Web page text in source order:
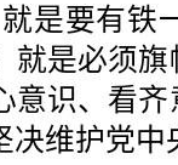
是要有铁
就是必须
意识、看
决维护党中